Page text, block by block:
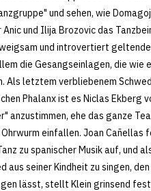
und sehen, wie
und Ilija Brozovic das
und introvertiert
die Gesangseinlagen, die wie
Als letztem verbliebenem
Phalanx ist es Niclas Ekberg
anzustimmen, ehe das ganze
einfallen. Joan Cañellas
zu spanischer Musik auf, und
aus seiner Kindheit zu singen,
lässt, stellt Klein grinsend